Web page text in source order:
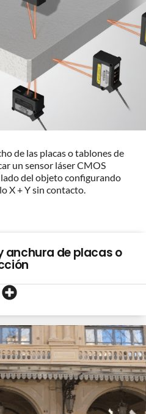
de las placas o tablones de
un sensor láser CMOS
del objeto configurando
X + Y sin contacto.
anchura de placas o